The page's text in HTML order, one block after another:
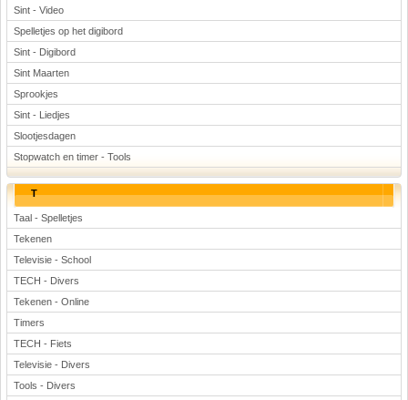
Sint - Video
Spelletjes op het digibord
Sint - Digibord
Sint Maarten
Sprookjes
Sint - Liedjes
Slootjesdagen
Stopwatch en timer - Tools
T
Taal - Spelletjes
Tekenen
Televisie - School
TECH - Divers
Tekenen - Online
Timers
TECH - Fiets
Televisie - Divers
Tools - Divers